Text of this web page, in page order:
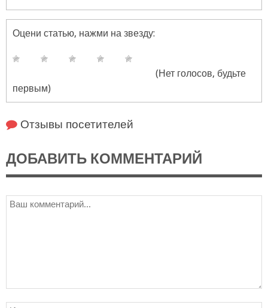
Оцени статью, нажми на звезду:
(Нет голосов, будьте
первым)
Отзывы посетителей
ДОБАВИТЬ КОММЕНТАРИЙ